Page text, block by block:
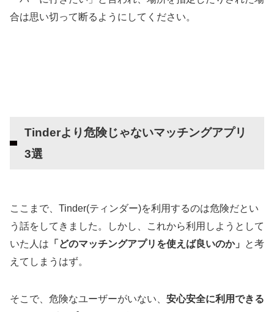
合は思い切って断るようにしてください。
Tinderより危険じゃないマッチングアプリ
3選
ここまで、Tinder(ティンダー)を利用するのは危険だとい
う話をしてきました。しかし、これから利用しようとして
いた人は 「どのマッチングアプリを使えば良いのか」
と考
えてしまうはず。
そこで、危険なユーザーがいない、 安心安全に利用できる